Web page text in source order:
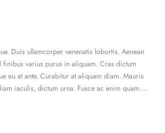
Duis ullamcorper venenatis lobortis. Aenean
varius purus in aliquam. Cras dictum
eu at ante. Curabitur at aliquam diam. Mauris
iaculis, dictum urna. Fusce ac enim quam….